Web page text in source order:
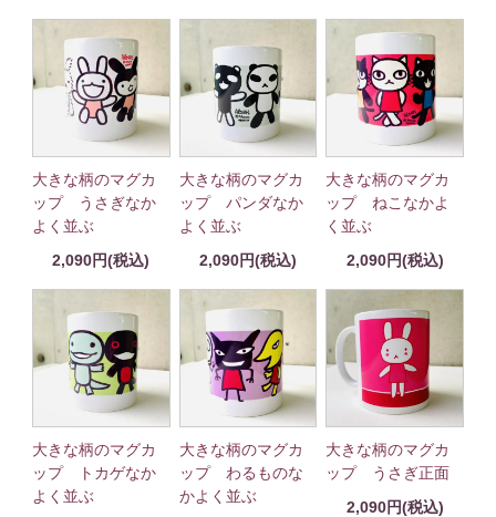
大きな柄のマグカ
ップ うさぎなか
よく並ぶ
2,090円(税込)
大きな柄のマグカ
ップ パンダなか
よく並ぶ
2,090円(税込)
大きな柄のマグカ
ップ ねこなかよ
く並ぶ
2,090円(税込)
大きな柄のマグカ
ップ トカゲなか
よく並ぶ
大きな柄のマグカ
ップ わるものな
かよく並ぶ
大きな柄のマグカ
ップ うさぎ正面
2,090円(税込)